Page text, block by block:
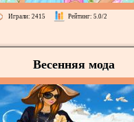
Играли: 2415 Рейтинг: 5.0/2
Весенняя мода